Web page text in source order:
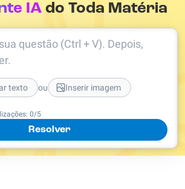
IA do Toda Matéria
0/5
Resolver
questão (Ctrl + V). Depois,
texto ou Inserir imagem